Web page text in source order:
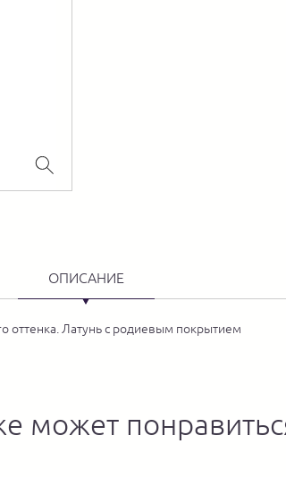
ОПИСАНИЕ
оттенка. Латунь с родиевым покрытием
может